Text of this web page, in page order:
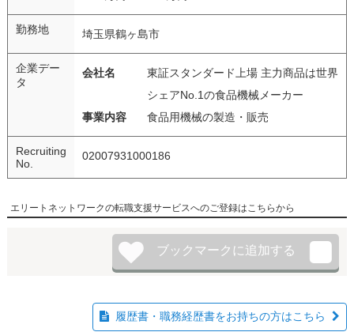
勤務地 埼玉県鶴ヶ島市
企業デー
タ
会社名
東証スタンダード上場 主力商品は世界
シェアNo.1の食品機械メーカー
事業内容
食品用機械の製造・販売
Recruiting
No.
02007931000186
エリートネットワークの転職支援サービスへのご登録はこちらから
履歴書・職務経歴書をお持ちの方はこちら